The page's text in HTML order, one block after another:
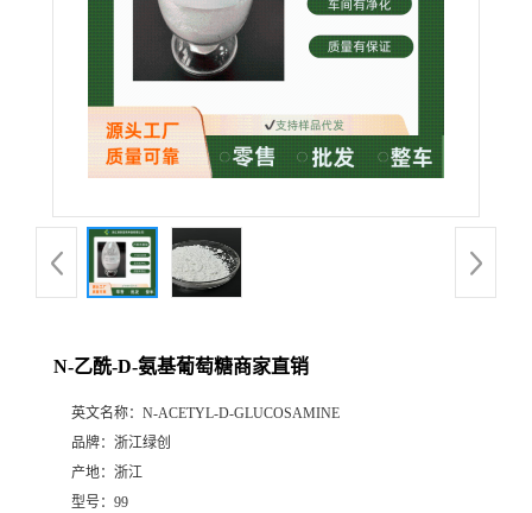
N-乙酰-D-氨基葡萄糖商家直销
英文名称： N-ACETYL-D-GLUCOSAMINE
品牌： 浙江绿创
产地： 浙江
型号： 99